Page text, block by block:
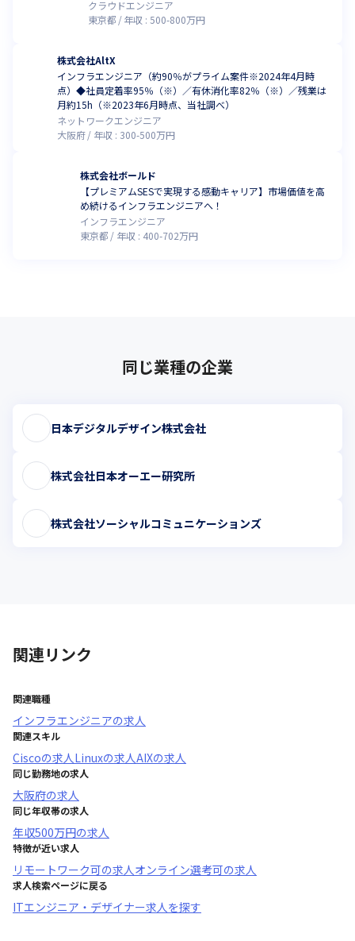
クラウドエンジニア
東京都
年収 :500-800万円
株式会社AltX
インフラエンジニア（約90％がプライム案件※2024年4月時
点）◆社員定着率95％（※）／有休消化率82％（※）／残業は
月約15h（※2023年6月時点、当社調べ）
ネットワークエンジニア
大阪府
年収 : 300-500万円
株式会社ボールド
【プレミアムSESで実現する感動キャリア】市場価値を高
め続けるインフラエンジニアへ！
インフラエンジニア
東京都
年収 : 400-702万円
同じ業種の企業
日本デジタルデザイン株式会社
株式会社日本オーエー研究所
株式会社ソーシャルコミュニケーションズ
関連リンク
関連職種
インフラエンジニアの求人
関連スキル
Ciscoの求人Linuxの求人AIXの求人
同じ勤務地の求人
大阪府の求人
同じ年収帯の求人
年収500万円の求人
特徴が近い求人
リモートワーク可の求人オンライン選考可の求人
求人検索ページに戻る
ITエンジニア・デザイナー求人を探す